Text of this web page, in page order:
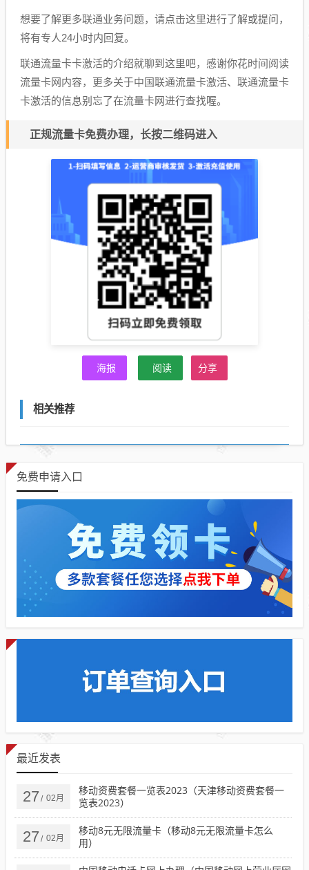
想要了解更多联通业务问题，请点击这里进行了解或提问，
将有专人24小时内回复。
联通流量卡卡激活的介绍就聊到这里吧，感谢你花时间阅读
流量卡网内容，更多关于中国联通流量卡激活、联通流量卡
卡激活的信息别忘了在流量卡网进行查找喔。
正规流量卡免费办理，长按二维码进入
海报 阅读 分享
相关推荐
免费申请入口
最近发表
27 / 02月
移动资费套餐一览表2023（天津移动资费套餐一
览表2023）
27 / 02月
移动8元无限流量卡（移动8元无限流量卡怎么
用）